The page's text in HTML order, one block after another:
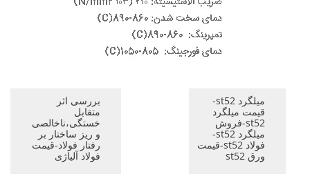
بررسی اثر
متقابل
خستگی،ناخالصی
و ریز ساختار بر
رفتار فولاد-قیمت
فولاد آلیاژی
میلگرد st52-
قیمت میلگرد
st52-فروش
میلگرد st52-
فولاد st52-قیمت
ورق st52